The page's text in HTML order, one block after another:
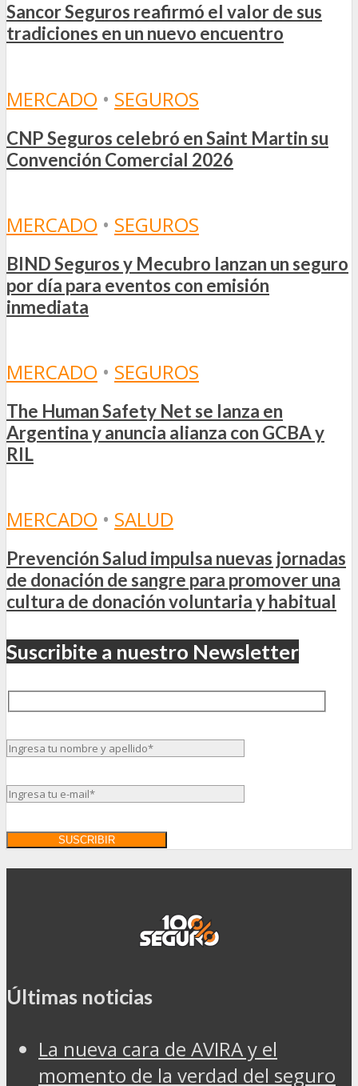
Sancor Seguros reafirmó el valor de sus
tradiciones en un nuevo encuentro
MERCADO • SEGUROS
CNP Seguros celebró en Saint Martin su
Convención Comercial 2026
MERCADO • SEGUROS
BIND Seguros y Mecubro lanzan un seguro
por día para eventos con emisión
inmediata
MERCADO • SEGUROS
The Human Safety Net se lanza en
Argentina y anuncia alianza con GCBA y
RIL
MERCADO • SALUD
Prevención Salud impulsa nuevas jornadas
de donación de sangre para promover una
cultura de donación voluntaria y habitual
Suscribite a nuestro Newsletter
Últimas noticias
La nueva cara de AVIRA y el
momento de la verdad del seguro